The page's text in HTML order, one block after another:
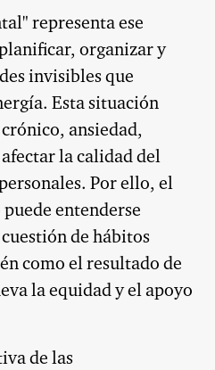
representa ese
organizar y
invisibles que
Esta situación
ansiedad,
la calidad del
Por ello, el
entenderse
de hábitos
como el resultado de
la equidad y el apoyo
de las